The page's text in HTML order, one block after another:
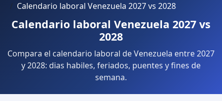
Calendario laboral Venezuela 2027 vs 2028
Calendario laboral Venezuela 2027 vs
2028
Compara el calendario laboral de Venezuela entre 2027
y 2028: dias habiles, feriados, puentes y fines de
semana.